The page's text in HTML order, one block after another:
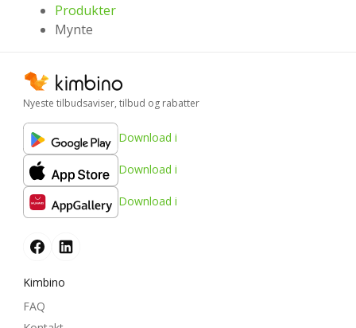
Produkter
Mynte
Nyeste tilbudsaviser, tilbud og rabatter
Download i
Download i
Download i
Kimbino
FAQ